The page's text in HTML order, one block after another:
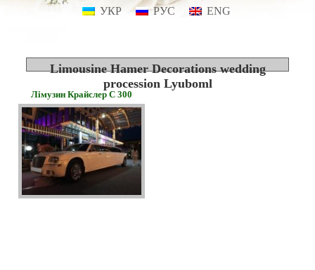
УКР РУС ENG
Limousine Hamer Decorations wedding
procession Lyuboml
Лімузин Крайслер С 300